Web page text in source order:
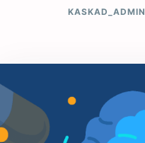
KASKAD_ADMIN